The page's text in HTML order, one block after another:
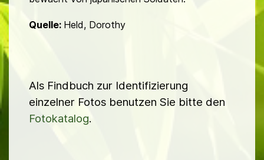
Quelle: Held, Dorothy
Als Findbuch zur Identifizierung
einzelner Fotos benutzen Sie bitte den
Fotokatalog.